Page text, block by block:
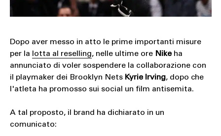
TRAVEL
Dopo aver messo in atto le prime importanti misure
per la
lotta al reselling, nelle ultime ore Nikeha
annunciato di voler sospendere la collaborazione con
il playmaker dei Brooklyn Nets Kyrie Irving, dopo che
l'atleta ha promosso sui social un film antisemita.
A tal proposto, il brand ha dichiarato in un
comunicato: